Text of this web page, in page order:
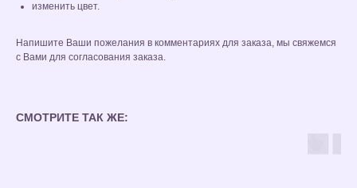
изменить цвет.
Напишите Ваши пожелания в комментариях для заказа, мы свяжемся
с Вами для согласования заказа.
СМОТРИТЕ ТАК ЖЕ: